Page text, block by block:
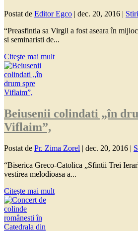
Postat de Editor Egco | dec. 20, 2016 |
“Preasfintia sa Virgil a fost aseara în
si seminaristi de...
Citeşte mai mult
Beiusenii colindati „în
Viflaim”,
Postat de Pr. Zima Zorel | dec. 20, 2016 |
“Biserica Greco-Catolica „Sfintii Trei
vestirea melodioasa a...
Citeşte mai mult